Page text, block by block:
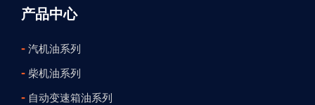
产品中心
- 汽机油系列
- 柴机油系列
- 自动变速箱油系列